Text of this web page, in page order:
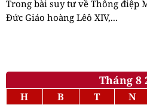
Trong bài suy tư về Thông điệp
Đức Giáo hoàng Lêô XIV,...
Tháng 8
H B T N